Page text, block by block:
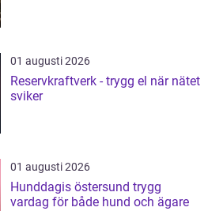
01 augusti 2026
Reservkraftverk - trygg el när nätet
sviker
01 augusti 2026
Hunddagis östersund trygg
vardag för både hund och ägare